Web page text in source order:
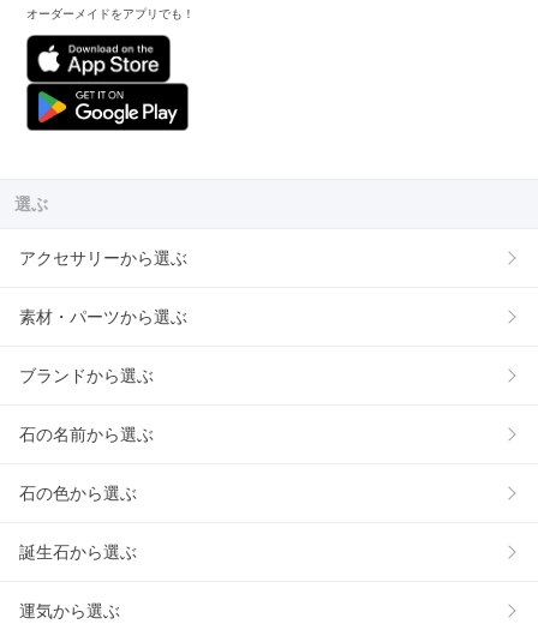
オーダーメイドをアプリでも！
選ぶ
アクセサリーから選ぶ
素材・パーツから選ぶ
ブランドから選ぶ
石の名前から選ぶ
石の色から選ぶ
誕生石から選ぶ
運気から選ぶ